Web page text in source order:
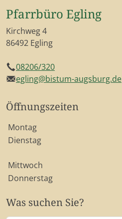
Pfarrbüro Egling
Kirchweg 4
86492 Egling
Telefon
08206/320
E-Mailegling@bistum-augsburg.de
Öffnungszeiten
Wochentage / Monate
Öffnungszeiten / Hinweise
Montag
Dienstag
Mittwoch
Donnerstag
Was suchen Sie?